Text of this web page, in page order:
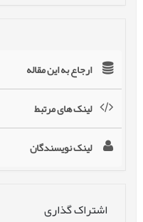
ارجاع به این مقاله
لینک های مرتبط
لینک نویسندگان
اشتراک گذاری